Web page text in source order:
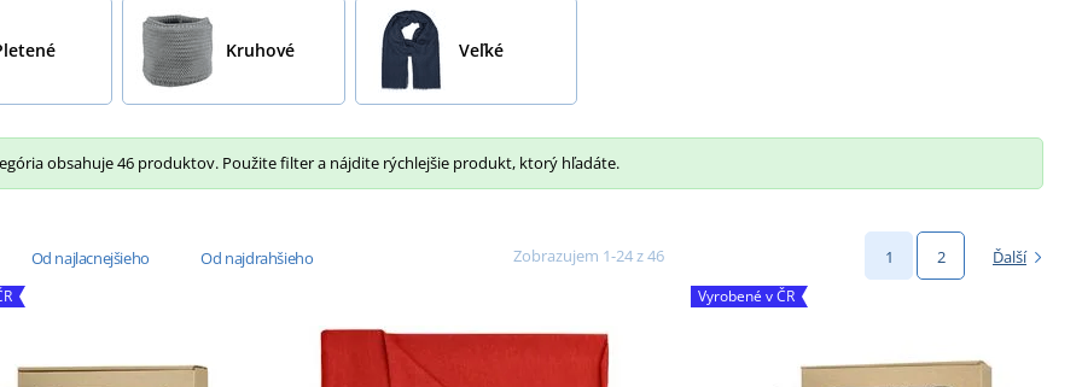
Kruhové Veľké
obsahuje 46 produktov. Použite filter a nájdite rýchlejšie produkt, ktorý hľadáte.
Od najlacnejšieho Od najdrahšieho Zobrazujem 1-24 z 46 1 2 Ďalší
Vyrobené v ČR